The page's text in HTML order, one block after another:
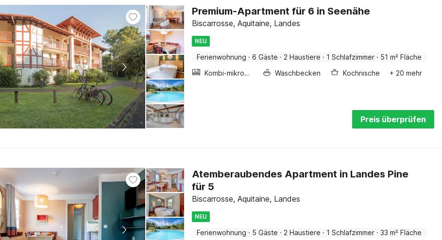
Premium-Apartment für 6 in Seenähe
Biscarrosse, Aquitaine, Landes
NEU
Ferienwohnung · 6 Gäste · 2 Haustiere · 1 Schlafzimmer · 51 m² Fläche
Kombi-mikrowelle
Waschbecken Kochnische + 20 mehr
Preis überprüfen
Atemberaubendes Apartment in Landes Pine
für 5
Biscarrosse, Aquitaine, Landes
NEU
Ferienwohnung · 5 Gäste · 2 Haustiere · 1 Schlafzimmer · 33 m² Fläche